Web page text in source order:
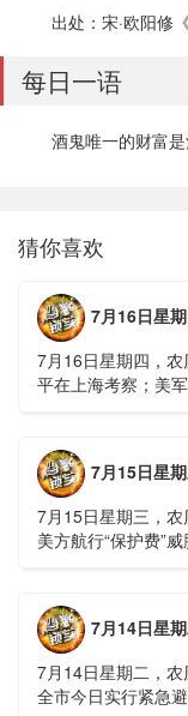
出处：宋·欧阳修
每日一语
酒鬼唯一的财富
猜你喜欢
7月16日星
7月16日星期四，
平在上海考察；美
7月15日星
7月15日星期三，
美方航行“保护费”
7月14日星
7月14日星期二，
全市今日实行紧急